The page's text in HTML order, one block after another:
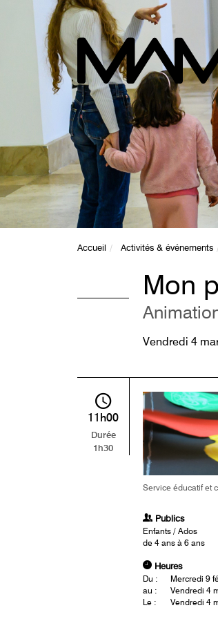
Accueil Activités & événements
Mon
Vendredi 4
Service éducatif et
11h00
Durée
1h30
Publics
Enfants / Ados
de 4 ans à 6 ans
Heures
Du :
Mercredi 9
au :
Vendredi 4
Le :
Vendredi 4